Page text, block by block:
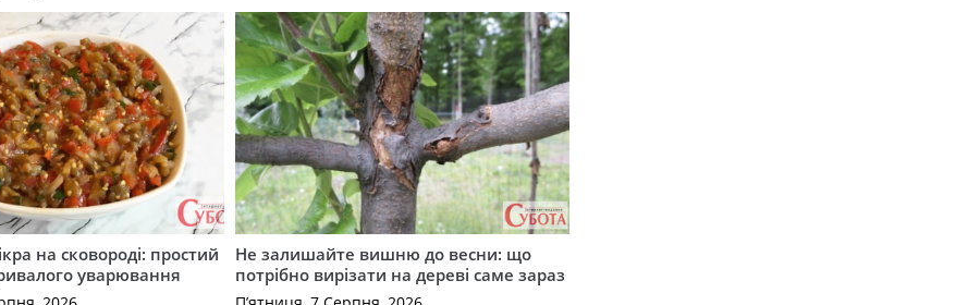
на сковороді: простий
уварювання
Не залишайте вишню до весни: що
потрібно вирізати на дереві саме зараз